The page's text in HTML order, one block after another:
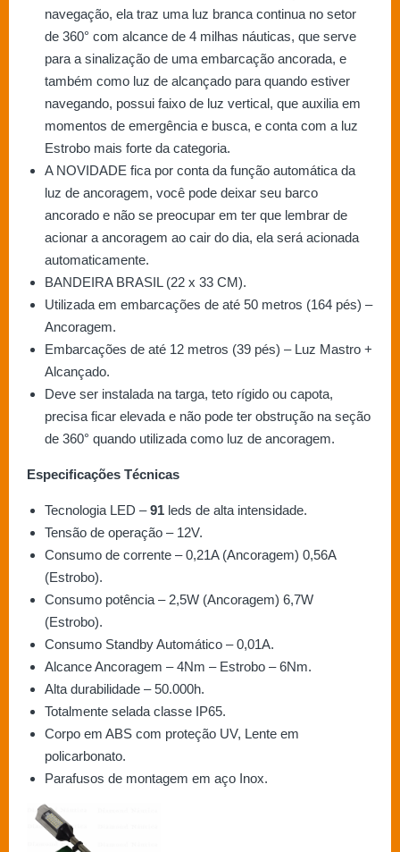
navegação, ela traz uma luz branca continua no setor
de 360° com alcance de 4 milhas náuticas, que serve
para a sinalização de uma embarcação ancorada, e
também como luz de alcançado para quando estiver
navegando, possui faixo de luz vertical, que auxilia em
momentos de emergência e busca, e conta com a luz
Estrobo mais forte da categoria.
A NOVIDADE fica por conta da função automática da
luz de ancoragem, você pode deixar seu barco
ancorado e não se preocupar em ter que lembrar de
acionar a ancoragem ao cair do dia, ela será acionada
automaticamente.
BANDEIRA BRASIL (22 x 33 CM).
Utilizada em embarcações de até 50 metros (164 pés) –
Ancoragem.
Embarcações de até 12 metros (39 pés) – Luz Mastro +
Alcançado.
Deve ser instalada na targa, teto rígido ou capota,
precisa ficar elevada e não pode ter obstrução na seção
de 360° quando utilizada como luz de ancoragem.
Especificações Técnicas
Tecnologia LED –91 leds de alta intensidade.
Tensão de operação – 12V.
Consumo de corrente – 0,21A (Ancoragem) 0,56A
(Estrobo).
Consumo potência – 2,5W (Ancoragem) 6,7W
(Estrobo).
Consumo Standby Automático – 0,01A.
Alcance Ancoragem – 4Nm – Estrobo – 6Nm.
Alta durabilidade – 50.000h.
Totalmente selada classe IP65.
Corpo em ABS com proteção UV, Lente em
policarbonato.
Parafusos de montagem em aço Inox.